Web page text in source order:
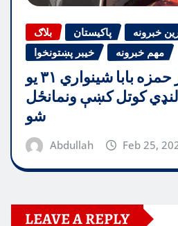
بلاګ پاکیستان
خبرونه
خیبر پښتونخوا
مهم خبرونه
بابای غزل امیر حمزه بابا شینواري ۳۱ یو
کوتل کښې ونمانځل
شو
Abdullah Feb 25,
LEAVE A REPLY